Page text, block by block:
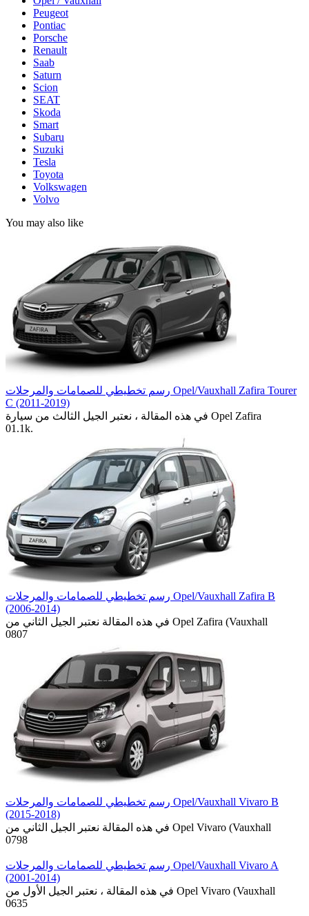
Peugeot
Pontiac
Porsche
Renault
Saab
Saturn
Scion
SEAT
Skoda
Smart
Subaru
Suzuki
Tesla
Toyota
Volkswagen
Volvo
You may also like
رسم تخطيطي للصمامات والمرحلات Opel/Vauxhall Zafira Tourer
C (2011-2019)
في هذه المقالة ، نعتبر الجيل الثالث من سيارة Opel Zafira
01.1k.
رسم تخطيطي للصمامات والمرحلات Opel/Vauxhall Zafira B
(2006-2014)
في هذه المقالة نعتبر الجيل الثاني من Opel Zafira (Vauxhall
0807
رسم تخطيطي للصمامات والمرحلات Opel/Vauxhall Vivaro B
(2015-2018)
في هذه المقالة نعتبر الجيل الثاني من Opel Vivaro (Vauxhall
0798
رسم تخطيطي للصمامات والمرحلات Opel/Vauxhall Vivaro A
(2001-2014)
في هذه المقالة ، نعتبر الجيل الأول من Opel Vivaro (Vauxhall
0635